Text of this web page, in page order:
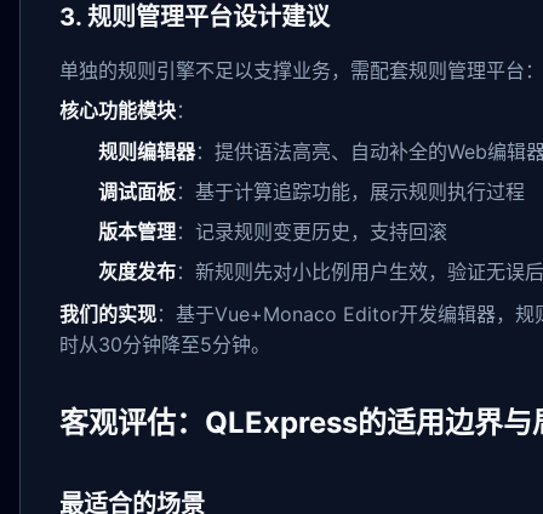
3. 规则管理平台设计建议
单独的规则引擎不足以支撑业务，需配套规则管理平台：
核心功能模块：
规则编辑器：提供语法高亮、自动补全的Web编辑
调试面板：基于计算追踪功能，展示规则执行过程
版本管理：记录规则变更历史，支持回滚
灰度发布：新规则先对小比例用户生效，验证无误
我们的实现：基于Vue+Monaco Editor开发编辑器，规
时从30分钟降至5分钟。
客观评估：QLExpress的适用边界与
最适合的场景